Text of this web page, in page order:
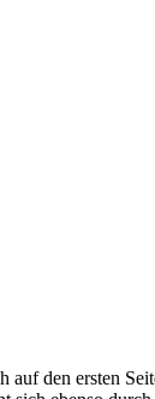
den ersten